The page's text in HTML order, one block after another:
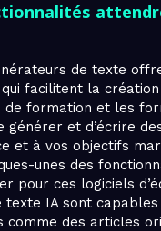
de texte
facilitent la
de formation et les
générer et d’écrire
et à vos objectifs
unes des
pour ces logiciels
texte IA sont
comme des articles